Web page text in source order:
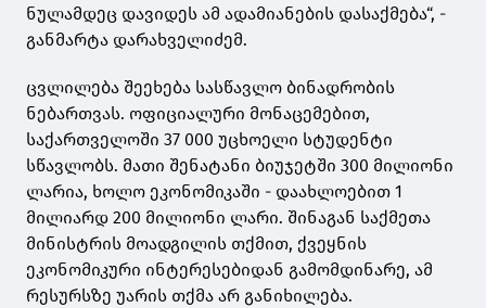
ნულამდეც დავიდეს ამ ადამიანების დასაქმება“, -
განმარტა დარახველიძემ.
ცვლილება შეეხება სასწავლო ბინადრობის
ნებართვას. ოფიციალური მონაცემებით,
საქართველოში 37 000 უცხოელი სტუდენტი
სწავლობს. მათი შენატანი ბიუჯეტში 300 მილიონი
ლარია, ხოლო ეკონომიკაში - დაახლოებით 1
მილიარდ 200 მილიონი ლარი. შინაგან საქმეთა
მინისტრის მოადგილის თქმით, ქვეყნის
ეკონომიკური ინტერესებიდან გამომდინარე, ამ
რესურსზე უარის თქმა არ განიხილება.